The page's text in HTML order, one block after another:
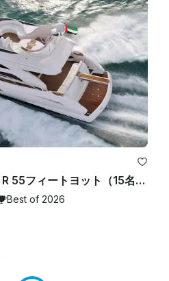
チャーターニュー2025 R 55フィートヨット（15名様用）ドバイマリーナでのベストオファー
Best of 2026